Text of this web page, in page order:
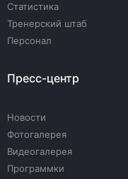
Статистика
Тренерский штаб
Персонал
Пресс-центр
Новости
Фотогалерея
Видеогалерея
Программки